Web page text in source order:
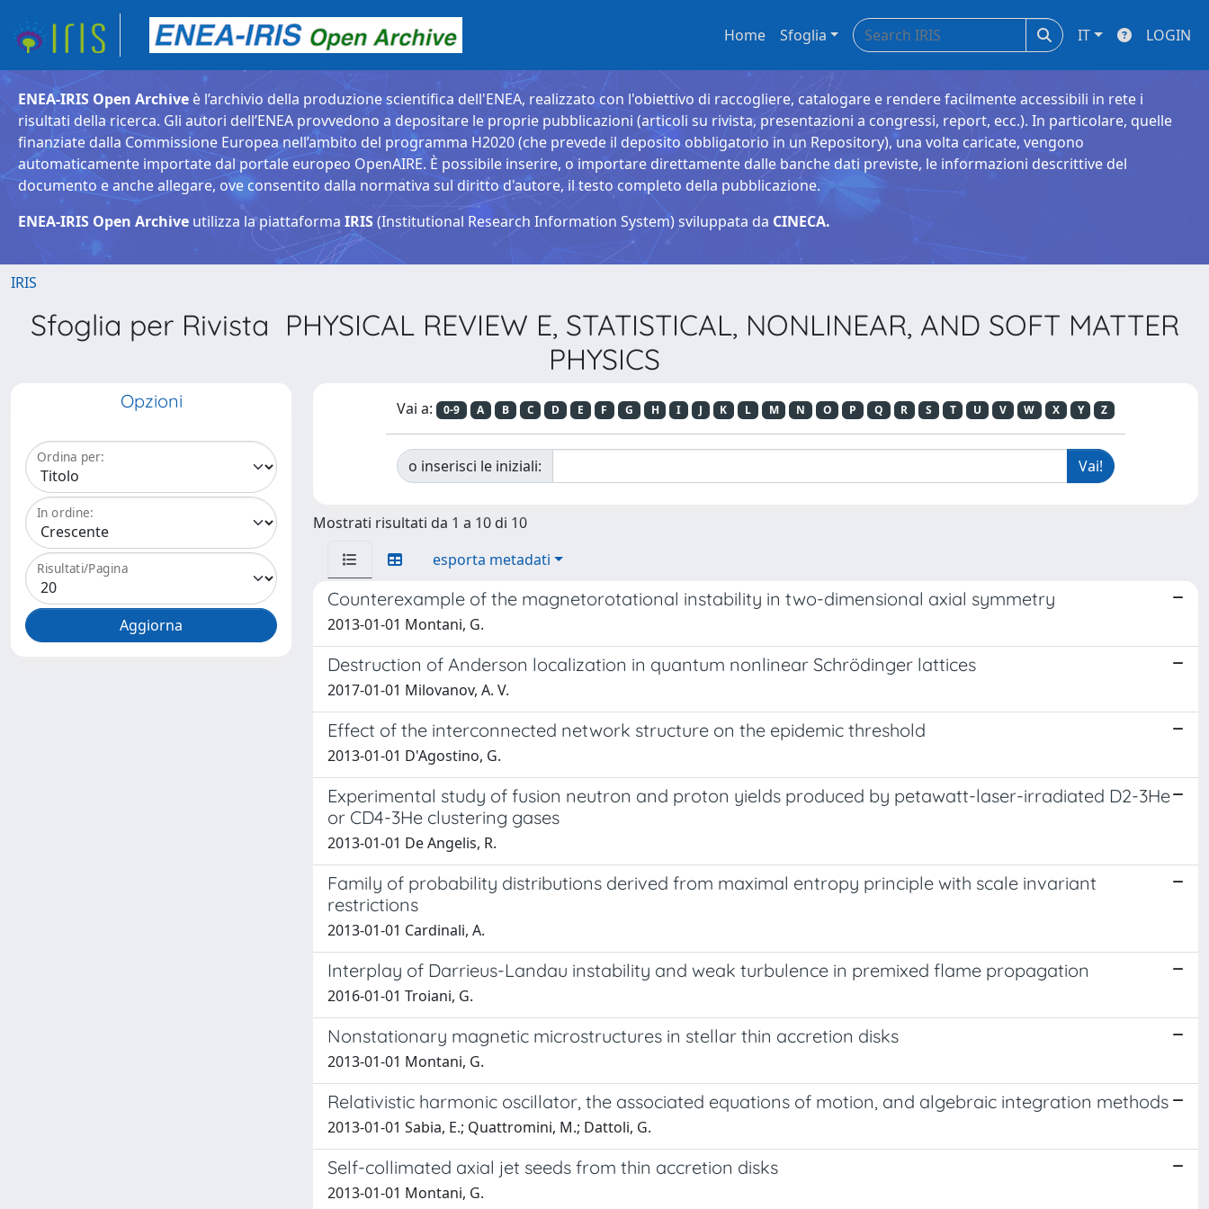
Home Sfoglia IT LOGIN
ENEA-IRIS Open Archive è l’archivio della produzione scientifica dell'ENEA, realizzato con l'obiettivo di raccogliere, catalogare e rendere facilmente accessibili in rete i
risultati della ricerca. Gli autori dell’ENEA provvedono a depositare le proprie pubblicazioni (articoli su rivista, presentazioni a congressi, report, ecc.). In particolare, quelle
finanziate dalla Commissione Europea nell’ambito del programma H2020 (che prevede il deposito obbligatorio in un Repository), una volta caricate, vengono
automaticamente importate dal portale europeo OpenAIRE. È possibile inserire, o importare direttamente dalle banche dati previste, le informazioni descrittive del
documento e anche allegare, ove consentito dalla normativa sul diritto d'autore, il testo completo della pubblicazione.
ENEA-IRIS Open Archive utilizza la piattaforma IRIS(Institutional Research Information System) sviluppata da CINECA.
IRIS
Sfoglia per Rivista PHYSICAL REVIEW E, STATISTICAL, NONLINEAR, AND SOFT MATTER
PHYSICS
Opzioni
Ordina per:
In ordine:
Risultati/Pagina
Vai a: 0-9 A B C D E F G H I J K L M N O P Q R S T U V W X Y Z
o inserisci le iniziali:
Mostrati risultati da 1 a 10 di 10
esporta metadati
Counterexample of the magnetorotational instability in two-dimensional axial symmetry
2013-01-01 Montani, G.
Destruction of Anderson localization in quantum nonlinear Schrödinger lattices
2017-01-01 Milovanov, A. V.
Effect of the interconnected network structure on the epidemic threshold
2013-01-01 D'Agostino, G.
Experimental study of fusion neutron and proton yields produced by petawatt-laser-irradiated D2-3He
or CD4-3He clustering gases
2013-01-01 De Angelis, R.
Family of probability distributions derived from maximal entropy principle with scale invariant
restrictions
2013-01-01 Cardinali, A.
Interplay of Darrieus-Landau instability and weak turbulence in premixed flame propagation
2016-01-01 Troiani, G.
Nonstationary magnetic microstructures in stellar thin accretion disks
2013-01-01 Montani, G.
Relativistic harmonic oscillator, the associated equations of motion, and algebraic integration methods
2013-01-01 Sabia, E.; Quattromini, M.; Dattoli, G.
Self-collimated axial jet seeds from thin accretion disks
2013-01-01 Montani, G.